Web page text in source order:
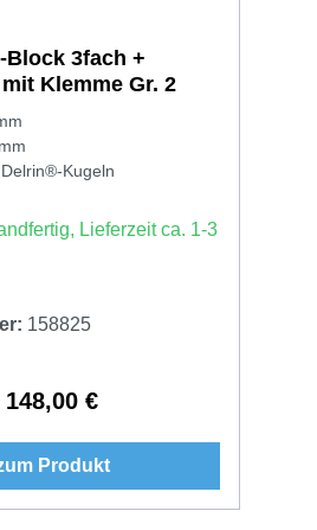
Block 3fach +
Klemme Gr. 2
Kugeln
Lieferzeit ca. 1-3
158825
Regulärer Preis:
148,00 €
Produkt